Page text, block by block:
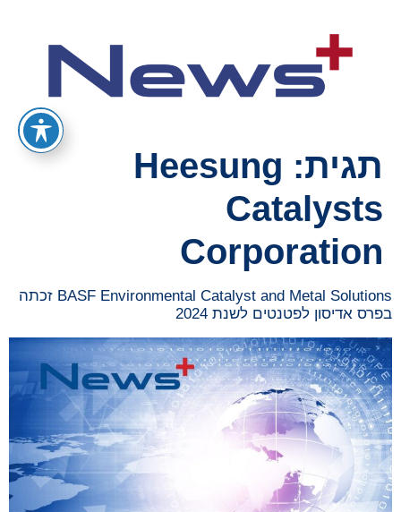
תגית: Heesung
Catalysts
Corporation
BASF Environmental Catalyst and Metal Solutions זכתה
בפרס אדיסון לפטנטים לשנת 2024